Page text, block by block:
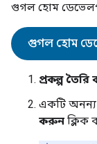
গুগল হোম
গুগল হোম
প্রকল্প
একটি অনন্য
করুন ক্লিক